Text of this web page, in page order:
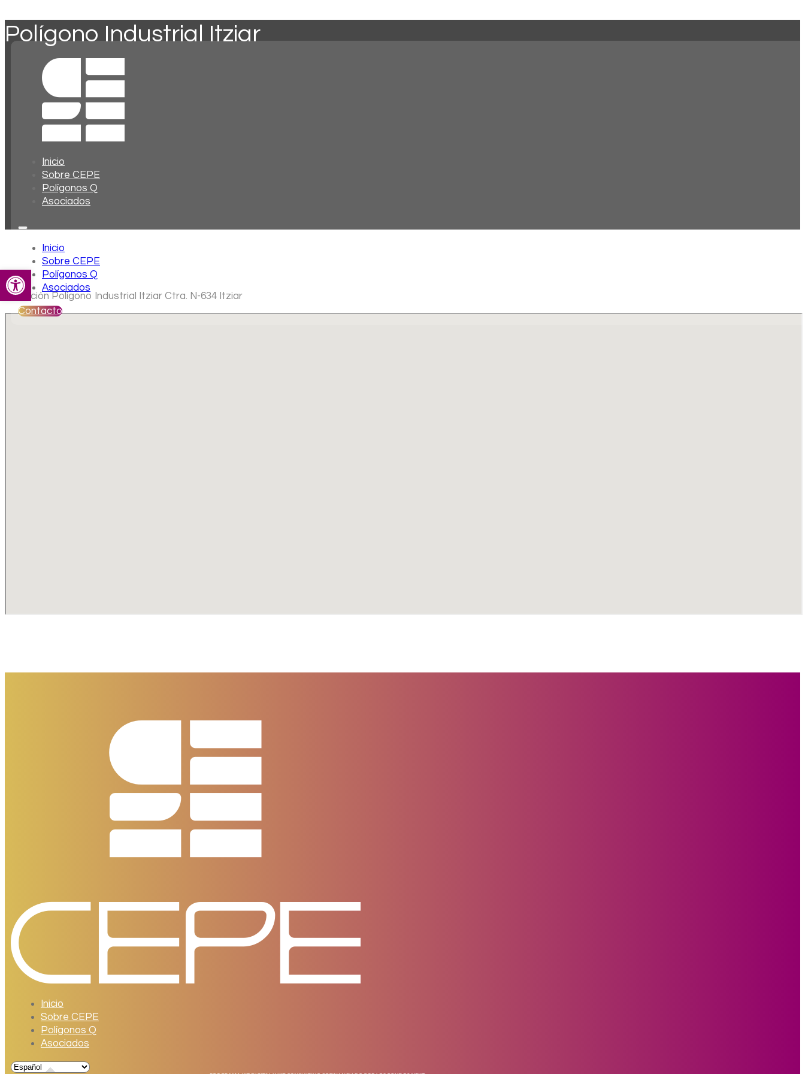
Abrir barra de herramientas
Inicio
Sobre CEPE
Polígonos Q
Asociados
Inicio
Sobre CEPE
Polígonos Q
Asociados
Contacto
Polígono Industrial Itziar
Ubicación Polígono Industrial Itziar Ctra. N-634 Itziar
Inicio
Sobre CEPE
Polígonos Q
Asociados